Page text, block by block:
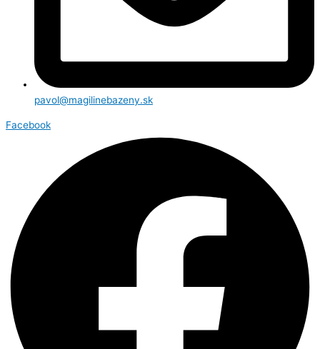
pavol@magilinebazeny.sk
Facebook